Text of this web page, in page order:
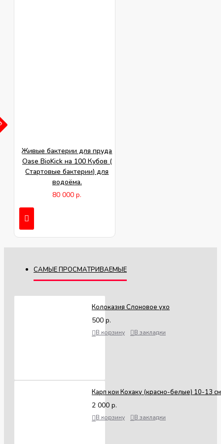
Живые бактерии для пруда
Oase BioKick на 100 Кубов (
Стартовые бактерии) для
водоёма.
80 000 р.
САМЫЕ ПРОСМАТРИВАЕМЫЕ
Колоказия Слоновое ухо
500 р.
В корзину В закладки
Карп кои Кохаку (красно-белые) 10-13 см
2 000 р.
В корзину В закладки